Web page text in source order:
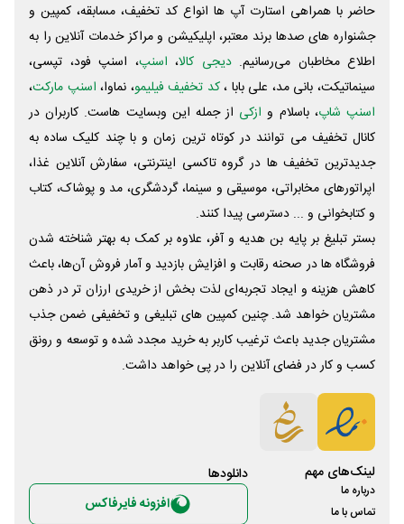
حاضر با همراهی استارت آپ ها انواع کد تخفیف، مسابقه، کمپین و
جشنواره های صدها برند معتبر، اپلیکیشن و مراکز خدمات آنلاین را به
اطلاع مخاطبان می‌رسانیم. دیجی کالا، اسنپ، اسنپ فود، تپسی،
سینماتیکت، بانی مد، علی‌ بابا ،کد تخفیف فیلیمو، نماوا، اسنپ مارکت،
اسنپ شاپ، باسلام و ازکی از جمله این وبسایت ‌هاست. کاربران در
کانال تخفیف می توانند در کوتاه ترین زمان و با چند کلیک ساده به
جدیدترین تخفیف ها در گروه تاکسی اینترنتی، سفارش آنلاین غذا،
اپراتورهای مخابراتی، موسیقی و سینما، گردشگری، مد و پوشاک، کتاب
و کتابخوانی و ... دسترسی پیدا کنند.
بستر تبلیغ بر پایه بن هدیه و آفر، علاوه بر کمک به بهتر شناخته شدن
فروشگاه ها در صحنه رقابت و افزایش بازدید و آمار فروش آن‌ها، باعث
کاهش هزینه و ایجاد تجربه‌ای لذت بخش از خریدی ارزان تر در ذهن
مشتریان خواهد شد. چنین کمپین های تبلیغی و تخفیفی ضمن جذب
مشتریان جدید باعث ترغیب کاربر به خرید مجدد شده و توسعه و رونق
کسب و کار در فضای آنلاین را در پی خواهد داشت.
لینک‌های مهم
درباره ما
تماس با ما
دانلود‌ها
افزونه فایرفاکس